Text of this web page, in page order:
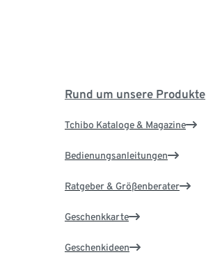
Rund um unsere Produkte
Tchibo Kataloge & Magazine
Bedienungsanleitungen
Ratgeber & Größenberater
Geschenkkarte
Geschenkideen